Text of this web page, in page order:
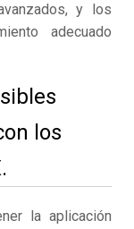
y los
adecuado
los
la aplicación